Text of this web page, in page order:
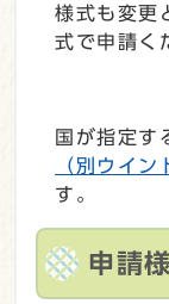
様式も変更
式で申請く
国が指定す
（別ウイン
す。
申請